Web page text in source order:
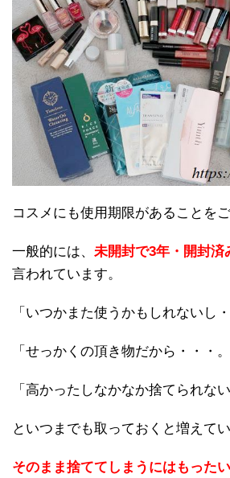
コスメにも使用期限があることを
一般的には、 未開封で3年・開封済
言われています。
「いつかまた使うかもしれないし・
「せっかくの頂き物だから・・・。
「高かったしなかなか捨てられな
といつまでも取っておくと増えてい
そのまま捨ててしまうにはもった